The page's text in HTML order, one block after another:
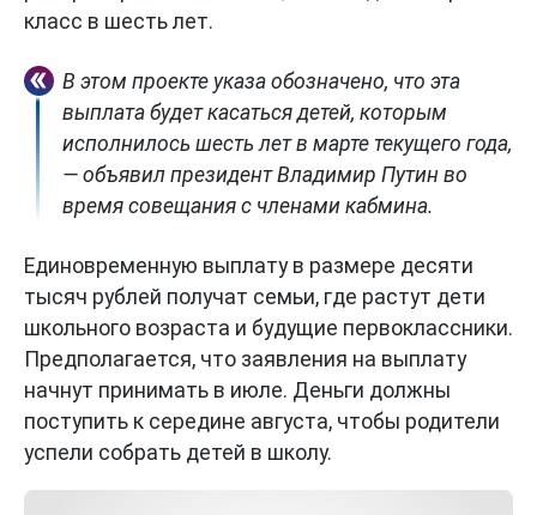
класс в шесть лет.
В этом проекте указа обозначено, что эта
выплата будет касаться детей, которым
исполнилось шесть лет в марте текущего года,
— объявил президент Владимир Путин во
время совещания с членами кабмина.
Единовременную выплату в размере десяти
тысяч рублей получат семьи, где растут дети
школьного возраста и будущие первоклассники.
Предполагается, что заявления на выплату
начнут принимать в июле. Деньги должны
поступить к середине августа, чтобы родители
успели собрать детей в школу.